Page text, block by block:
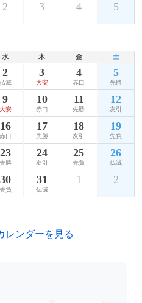
2 3 4 5
水 木 金 土
2
仏滅
3
大安
4
赤口
5
先勝
9
大安
10
赤口
11
先勝
12
友引
16
赤口
17
先勝
18
友引
19
先負
23
先勝
24
友引
25
先負
26
仏滅
30
先負
31
仏滅
1 2
レンダーを見る